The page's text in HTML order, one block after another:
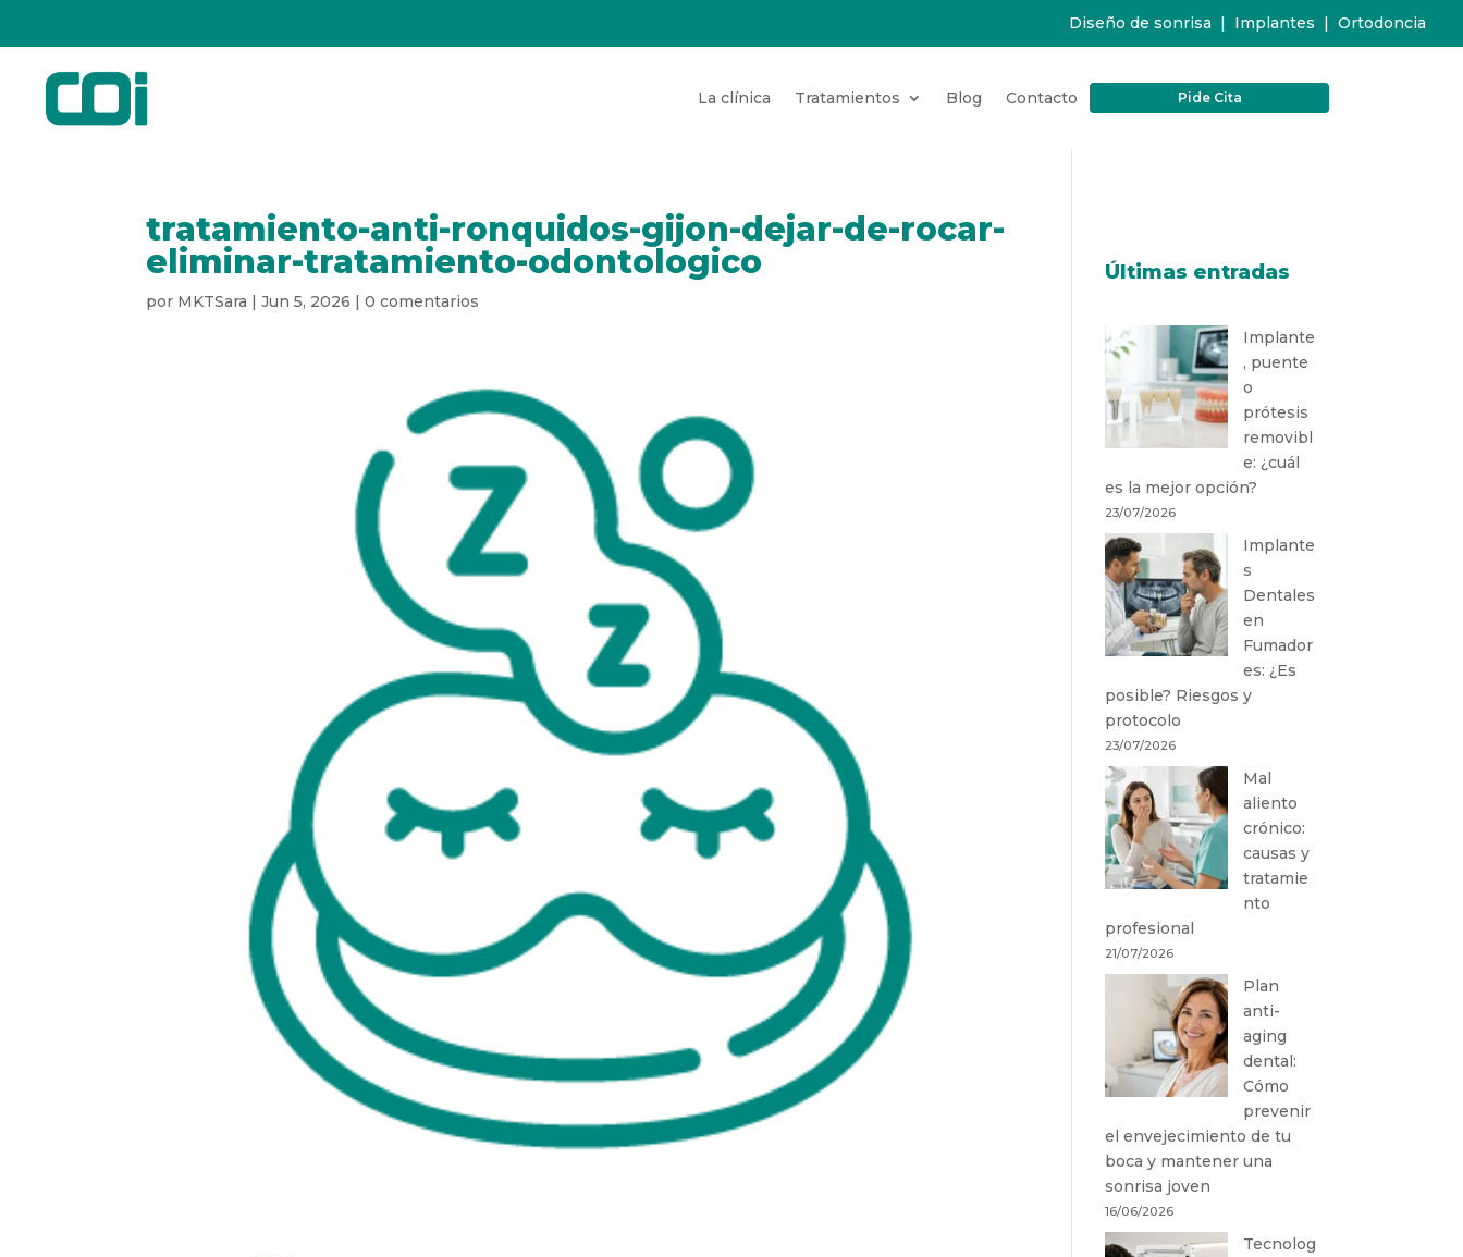
Diseño de sonrisa | Implantes |Ortodoncia
La clínica Tratamientos Blog Contacto Pide Cita
tratamiento-anti-ronquidos-gijon-dejar-de-rocar-
eliminar-tratamiento-odontologico
por MKTSara |Jun 5, 2026 |0 comentarios
Últimas entradas
Implante
, puente
o
prótesis
removibl
e: ¿cuál
es la mejor opción?
23/07/2026
Implante
s
Dentales
en
Fumador
es: ¿Es
posible? Riesgos y
protocolo
23/07/2026
Mal
aliento
crónico:
causas y
tratamie
nto
profesional
21/07/2026
Plan
anti-
aging
dental:
Cómo
prevenir
el envejecimiento de tu
boca y mantener una
sonrisa joven
16/06/2026
Tecnolog